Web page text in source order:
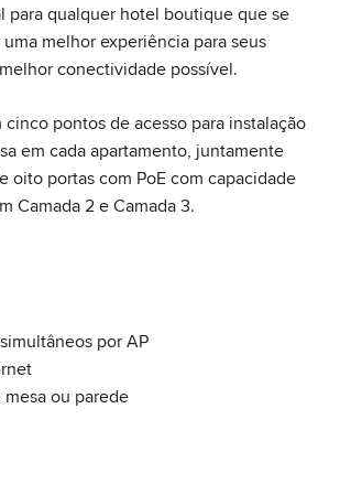
para qualquer hotel boutique que se
melhor experiência para seus
conectividade possível.
pontos de acesso para instalação
em cada apartamento, juntamente
oito portas com PoE com capacidade
Camada 2 e Camada 3.
por AP
ou parede